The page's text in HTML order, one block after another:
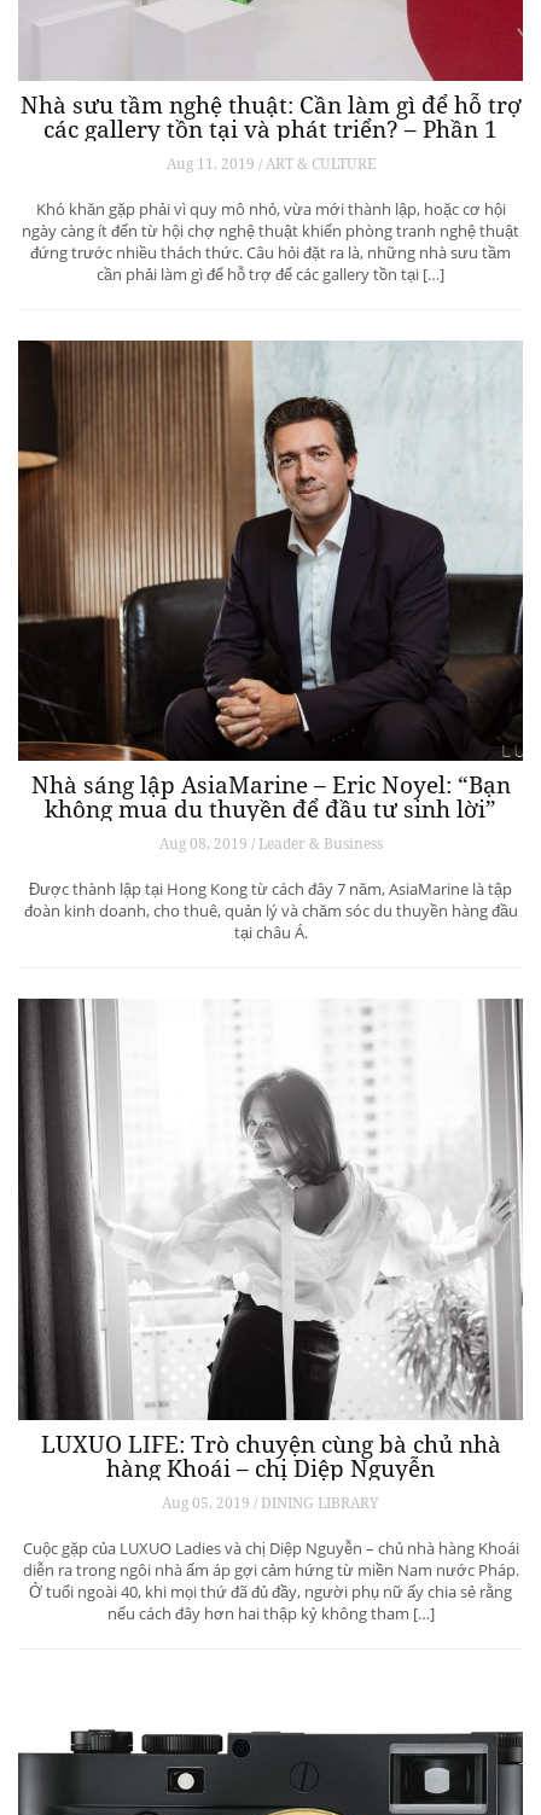
Nhà sưu tầm nghệ thuật: Cần làm gì để hỗ trợ
các gallery tồn tại và phát triển? – Phần 1
Aug 11, 2019 / ART & CULTURE
Khó khăn gặp phải vì quy mô nhỏ, vừa mới thành lập, hoặc cơ hội
ngày càng ít đến từ hội chợ nghệ thuật khiến phòng tranh nghệ thuật
đứng trước nhiều thách thức. Câu hỏi đặt ra là, những nhà sưu tầm
cần phải làm gì để hỗ trợ để các gallery tồn tại […]
Nhà sáng lập AsiaMarine – Eric Noyel: “Bạn
không mua du thuyền để đầu tư sinh lời”
Aug 08, 2019 / Leader & Business
Được thành lập tại Hong Kong từ cách đây 7 năm, AsiaMarine là tập
đoàn kinh doanh, cho thuê, quản lý và chăm sóc du thuyền hàng đầu
tại châu Á.
LUXUO LIFE: Trò chuyện cùng bà chủ nhà
hàng Khoái – chị Diệp Nguyễn
Aug 05, 2019 / DINING LIBRARY
Cuộc gặp của LUXUO Ladies và chị Diệp Nguyễn – chủ nhà hàng Khoái
diễn ra trong ngôi nhà ấm áp gợi cảm hứng từ miền Nam nước Pháp.
Ở tuổi ngoài 40, khi mọi thứ đã đủ đầy, người phụ nữ ấy chia sẻ rằng
nếu cách đây hơn hai thập kỷ không tham […]